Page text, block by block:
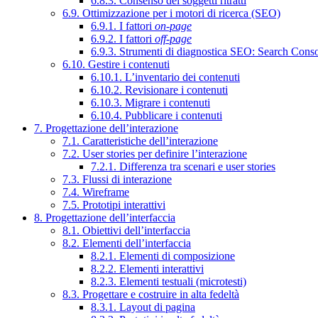
6.9. Ottimizzazione per i motori di ricerca (SEO)
6.9.1. I fattori on-page
6.9.2. I fattori off-page
6.9.3. Strumenti di diagnostica SEO: Search
6.10. Gestire i contenuti
6.10.1. L’inventario dei contenuti
6.10.2. Revisionare i contenuti
6.10.3. Migrare i contenuti
6.10.4. Pubblicare i contenuti
7. Progettazione dell’interazione
7.1. Caratteristiche dell’interazione
7.2. User stories per definire l’interazione
7.2.1. Differenza tra scenari e user stories
7.3. Flussi di interazione
7.4. Wireframe
7.5. Prototipi interattivi
8. Progettazione dell’interfaccia
8.1. Obiettivi dell’interfaccia
8.2. Elementi dell’interfaccia
8.2.1. Elementi di composizione
8.2.2. Elementi interattivi
8.2.3. Elementi testuali (microtesti)
8.3. Progettare e costruire in alta fedeltà
8.3.1. Layout di pagina